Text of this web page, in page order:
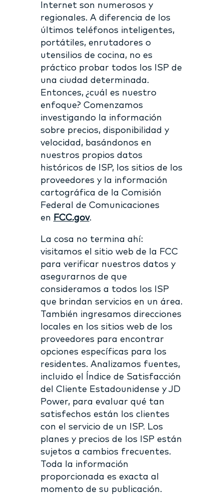
Internet son numerosos y
regionales. A diferencia de los
últimos teléfonos inteligentes,
portátiles, enrutadores o
utensilios de cocina, no es
práctico probar todos los ISP de
una ciudad determinada.
Entonces, ¿cuál es nuestro
enfoque? Comenzamos
investigando la información
sobre precios, disponibilidad y
velocidad, basándonos en
nuestros propios datos
históricos de ISP, los sitios de los
proveedores y la información
cartográfica de la Comisión
Federal de Comunicaciones
en FCC.gov.
La cosa no termina ahí:
visitamos el sitio web de la FCC
para verificar nuestros datos y
asegurarnos de que
consideramos a todos los ISP
que brindan servicios en un área.
También ingresamos direcciones
locales en los sitios web de los
proveedores para encontrar
opciones específicas para los
residentes. Analizamos fuentes,
incluido el Índice de Satisfacción
del Cliente Estadounidense y JD
Power, para evaluar qué tan
satisfechos están los clientes
con el servicio de un ISP. Los
planes y precios de los ISP están
sujetos a cambios frecuentes.
Toda la información
proporcionada es exacta al
momento de su publicación.